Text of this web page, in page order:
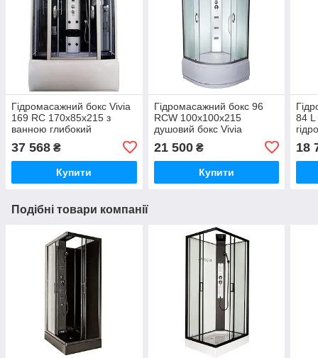
Гідромасажний бокс Vivia
169 RC 170х85х215 з
ванною глибокий
розсувні двері
37 568 ₴
Купити
Гідромасажний бокс 96
RCW 100х100х215
душовий бокс Vivia
піддон розсувні матові
двері
21 500₴
Купити
84 L
скло
18
Подібні товари компанії